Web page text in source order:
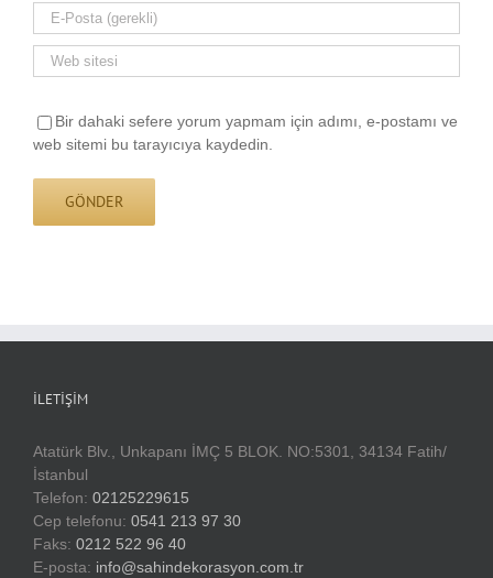
Bir dahaki sefere yorum yapmam için adımı, e-postamı ve
web sitemi bu tarayıcıya kaydedin.
İLETIŞIM
Atatürk Blv., Unkapanı İMÇ 5 BLOK. NO:5301, 34134 Fatih/
İstanbul
Telefon: 02125229615
Cep telefonu: 0541 213 97 30
Faks: 0212 522 96 40
E-posta: info@sahindekorasyon.com.tr